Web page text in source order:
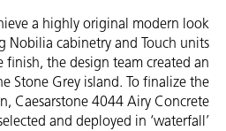
a highly original modern look
Nobilia cabinetry and Touch units
the design team created an
Stone Grey island. To finalize the
Caesarstone 4044 Airy Concrete
and deployed in ‘waterfall’